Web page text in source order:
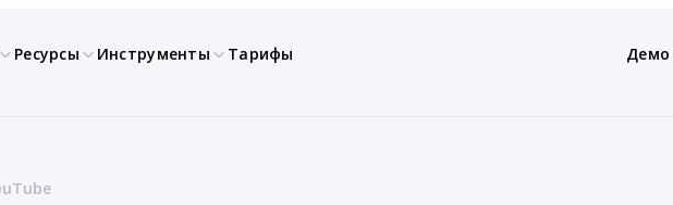
Ресурсы Инструменты Тарифы Демо